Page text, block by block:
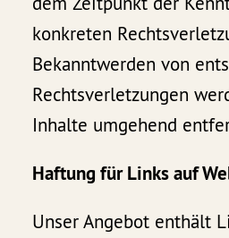
konkreten
Bekanntwerden von
Rechtsverletzungen
Inhalte umgehend
Haftung für Links auf
Unser Angebot enthält